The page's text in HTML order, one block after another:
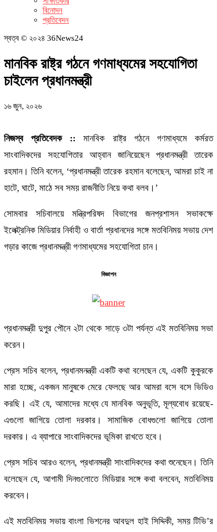
বিনোদন
প্রতিবেদন
স্বত্ব © ২০২৪ 36News24
মানবিক রাষ্ট্র গঠনে গণমাধ্যমের সহযোগিতা
চাইলেন প্রধানমন্ত্রী
১৬ জুন, ২০২৬
নিজস্ব প্রতিবেদক :: মানবিক রাষ্ট্র গঠনে গণমাধ্যমে কর্মরত
সাংবাদিকদের সহযোগিতার আহ্বান জানিয়েছেন প্রধানমন্ত্রী তারেক
রহমান। তিনি বলেন, ‘প্রধানমন্ত্রী তারেক রহমান বলেছেন, আমরা চাই না
হাটে, ঘাটে, মাঠে সব সময় রাজনীতি নিয়ে কথা বলব।’
সোমবার সচিবালয়ে মন্ত্রিপরিষদ বিভাগের জনপ্রশাসন সভাকক্ষে
ইলেক্ট্রনিক মিডিয়ার নির্বাহী ও বার্তা প্রধানদের সঙ্গে মতবিনিময় সভায় দেশ
গড়ার কাজে প্রধানমন্ত্রী গণমাধ্যমের সহযোগিতা চান।
বিজ্ঞাপন
প্রধানমন্ত্রী দুপুর পৌনে ২টা থেকে সাড়ে ৩টা পর্যন্ত এই মতবিনিময় সভা
করেন।
প্রেস সচিব বলেন, প্রধানমনন্ত্রী একটি কথা বলেছেন যে, একটি কুকুরকে
মারা হচ্ছে, একজন মানুষকে মেরে ফেলছে আর আমরা বসে বসে ভিডিও
করছি। এই যে, আমাদের মধ্যে যে মানবিক অনুভূতি, মূল্যবোধ রয়েছে-
এগুলো জাগিয়ে তোলা দরকার। সামাজিক বোধগুলো জাগিয়ে তোলা
দরকার। এ ব্যাপারে সাংবাদিকদের ভূমিকা রাখতে হবে।
প্রেস সচিব আরও বলেন, প্রধানমন্ত্রী সাংবাদিকদের কথা শুনেছেন। তিনি
বলেছেন যে, আগামী দিনগুলোতে মিডিয়ার সঙ্গে কথা বলবেন, মতবিনিময়
করবেন।
এই মতবিনিময় সভায় বাংলা ভিশনের আবদুল হাই সিদ্দিকী, সময় টিভি’র